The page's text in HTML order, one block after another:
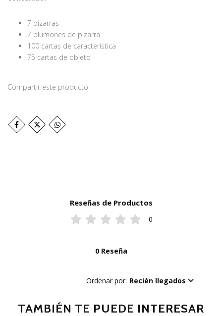
7 pizarras
7 plumones de pizarra
100 cartas de característica
75 cartas de objeto
Compartir este producto
Reseñas de Productos
0
0 Reseña
Ordenar por: Recién llegados
TAMBIÉN TE PUEDE INTERESAR